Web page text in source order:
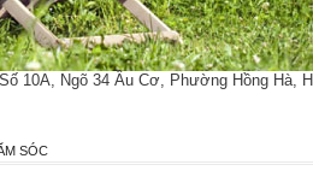
10A, Ngõ 34 Âu Cơ, Phường Hồng Hà,
SÓC